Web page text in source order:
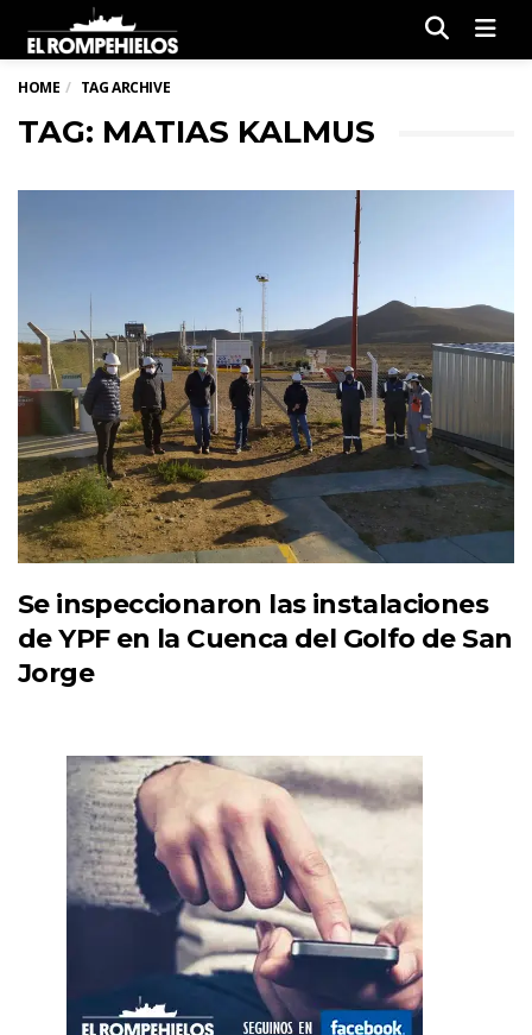
HOME TAG ARCHIVE
TAG: MATIAS KALMUS
Se inspeccionaron las instalaciones
de YPF en la Cuenca del Golfo de San
Jorge